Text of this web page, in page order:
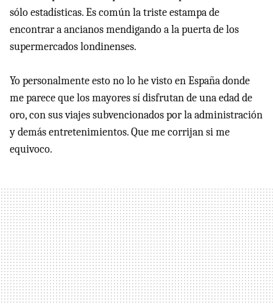
sólo estadísticas. Es común la triste estampa de
encontrar a ancianos mendigando a la puerta de los
supermercados londinenses.
Yo personalmente esto no lo he visto en España donde
me parece que los mayores sí disfrutan de una edad de
oro, con sus viajes subvencionados por la administración
y demás entretenimientos. Que me corrijan si me
equivoco.